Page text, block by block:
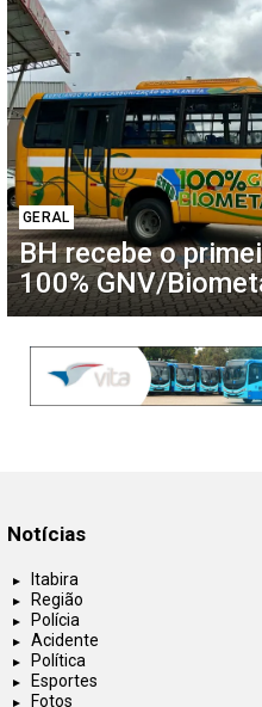
GERAL
BH recebe o
100% GNV/
Notícias
Itabira
Região
Polícia
Acidente
Política
Esportes
Fotos